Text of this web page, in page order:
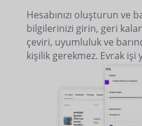
Hesabınızı oluşturun ve
bilgilerinizi girin, geri
çeviri, uyumluluk ve
kişilik gerekmez. Evrak işi